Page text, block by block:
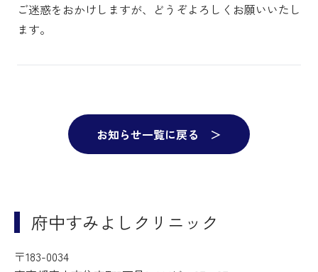
ご迷惑をおかけしますが、どうぞよろしくお願いいたし
ます。
お知らせ一覧に戻る ＞
府中すみよしクリニック
〒183-0034